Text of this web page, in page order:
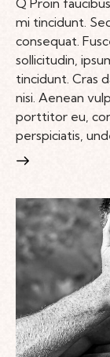
mi tincidunt.
consequat.
sollicitudin,
tincidunt. Cras
nisi. Aenean
porttitor eu,
perspiciatis,